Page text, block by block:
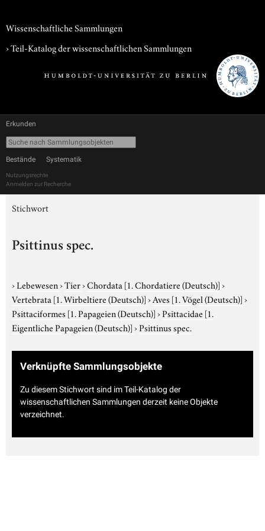
Wissenschaftliche Sammlungen
› Teil-Katalog der wissenschaftlichen Sammlungen
Erkunden
Bestände Systematik
Nutzungsrechte
Anmelden zur Recherche
Stichwort
Psittinus spec.
›Lebewesen›Tier›Chordata [1. Chordatiere (Deutsch)]›
Vertebrata [1. Wirbeltiere (Deutsch)]›Aves [1. Vögel (Deutsch)]›
Psittaciformes [1. Papageien (Deutsch)]›Psittacidae [1.
Eigentliche Papageien (Deutsch)]›Psittinus spec.
Verknüpfte Sammlungsobjekte
Zu diesem Stichwort sind im Teil-Katalog der
wissenschaftlichen Sammlungen derzeit keine Objekte
verzeichnet.